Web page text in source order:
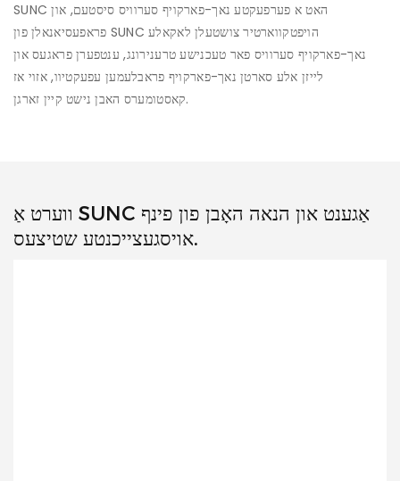
SUNC האט א פערפעקטע נאך-פארקויף סערוויס סיסטעם, און
פראפעסיאנאלן פון SUNC הויפטקווארטיר צושטעלן לאקאלע
נאך-פארקויף סערוויס פאר טעכנישע טרענירונג, ענטפערן פראגעס און
לייזן אלע סארטן נאך-פארקויף פראבלעמען עפעקטיוו, אזוי אז
קאסטומערס האבן נישט קיין זארגן.
ווערט אַ SUNC אַגענט און הנאה האָבן פון פינף
אויסגעצייכנטע שטיצעס.